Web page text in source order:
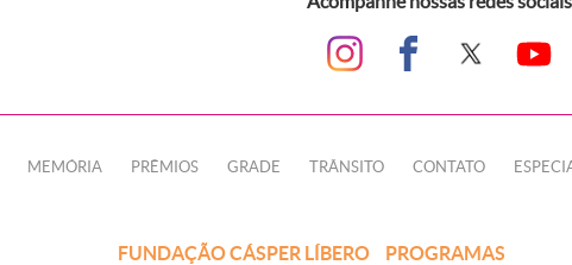
MEMÓRIA PRÊMIOS GRADE TRÂNSITO CONTATO
FUNDAÇÃO CÁSPER LÍBERO PROGRAMAS